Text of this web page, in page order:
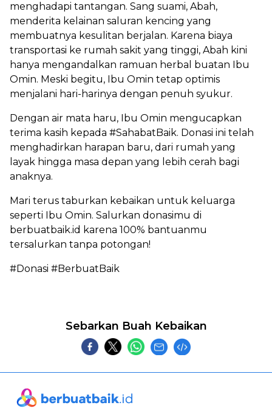
menghadapi tantangan. Sang suami, Abah,
menderita kelainan saluran kencing yang
membuatnya kesulitan berjalan. Karena biaya
transportasi ke rumah sakit yang tinggi, Abah kini
hanya mengandalkan ramuan herbal buatan Ibu
Omin. Meski begitu, Ibu Omin tetap optimis
menjalani hari-harinya dengan penuh syukur.
Dengan air mata haru, Ibu Omin mengucapkan
terima kasih kepada #SahabatBaik. Donasi ini telah
menghadirkan harapan baru, dari rumah yang
layak hingga masa depan yang lebih cerah bagi
anaknya.
Mari terus taburkan kebaikan untuk keluarga
seperti Ibu Omin. Salurkan donasimu di
berbuatbaik.id karena 100% bantuanmu
tersalurkan tanpa potongan!
#Donasi #BerbuatBaik
Sebarkan Buah Kebaikan